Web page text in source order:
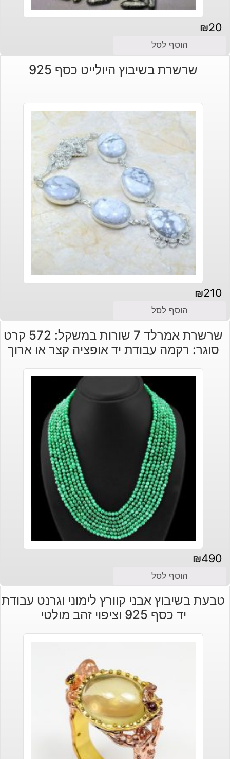
₪20
הוסף לסל
שרשרת בשיבוץ היולייט כסף 925
₪210
הוסף לסל
שרשרת אמרלד 7 שורות במשקל: 572 קרט
סוגר: רקמה עבודת יד אופציה קצר או ארוך
₪490
הוסף לסל
טבעת בשיבוץ אבני קוורץ לימוני וגרנט עבודת
יד כסף 925 וציפוי זהב מולטי